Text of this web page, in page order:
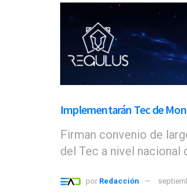
Implementarán Tec de
Firman convenio de
del Tec a nivel nacional
por Redacción